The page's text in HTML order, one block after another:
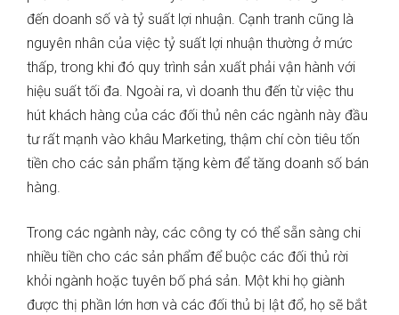
đến doanh số và tỷ suất lợi nhuận. Cạnh tranh cũng là
nguyên nhân của việc tỷ suất lợi nhuận thường ở mức
thấp, trong khi đó quy trình sản xuất phải vận hành với
hiệu suất tối đa. Ngoài ra, vì doanh thu đến từ việc thu
hút khách hàng của các đối thủ nên các ngành này đầu
tư rất mạnh vào khâu Marketing, thậm chí còn tiêu tốn
tiền cho các sản phẩm tặng kèm để tăng doanh số bán
hàng.
Trong các ngành này, các công ty có thể sẵn sàng chi
nhiều tiền cho các sản phẩm để buộc các đối thủ rời
khỏi ngành hoặc tuyên bố phá sản. Một khi họ giành
được thị phần lớn hơn và các đối thủ bị lật đổ, họ sẽ bắt